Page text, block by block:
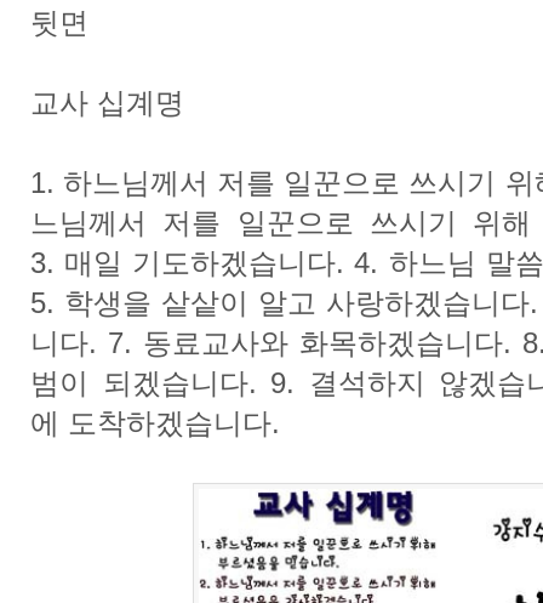
뒷면
교사 십계명
1. 하느님께서 저를 일꾼으로 쓰시기
느님께서 저를 일꾼으로 쓰시기 위해
3. 매일 기도하겠습니다. 4. 하느님 말
5. 학생을 샅샅이 알고 사랑하겠습니
니다. 7. 동료교사와 화목하겠습니다.
범이 되겠습니다. 9. 결석하지 않겠
에 도착하겠습니다.